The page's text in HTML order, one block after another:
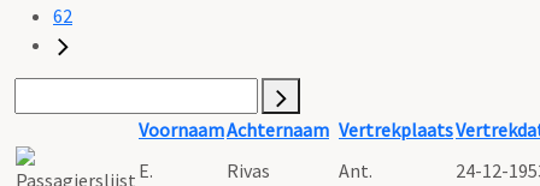
62
VoornaamAchternaam Vertrekplaats
E.
Rivas Ant. 24-12-